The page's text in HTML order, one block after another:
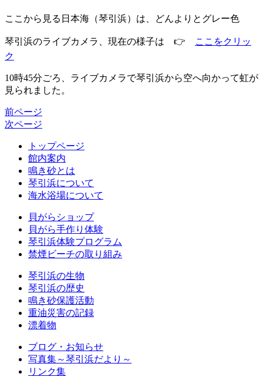
ここから見る日本海（琴引浜）は、どんよりとグレー色
琴引浜のライブカメラ、現在の様子は 👉
ここをクリッ
ク
10時45分ごろ、ライブカメラで琴引浜から空へ向かって虹が
見られました。
前ページ
次ページ
トップページ
館内案内
鳴き砂とは
琴引浜について
海水浴場について
貝がらショップ
貝がら手作り体験
琴引浜体験プログラム
禁煙ビーチの取り組み
琴引浜の生物
琴引浜の歴史
鳴き砂保護活動
重油災害の記録
漂着物
ブログ・お知らせ
写真集～琴引浜だより～
リンク集